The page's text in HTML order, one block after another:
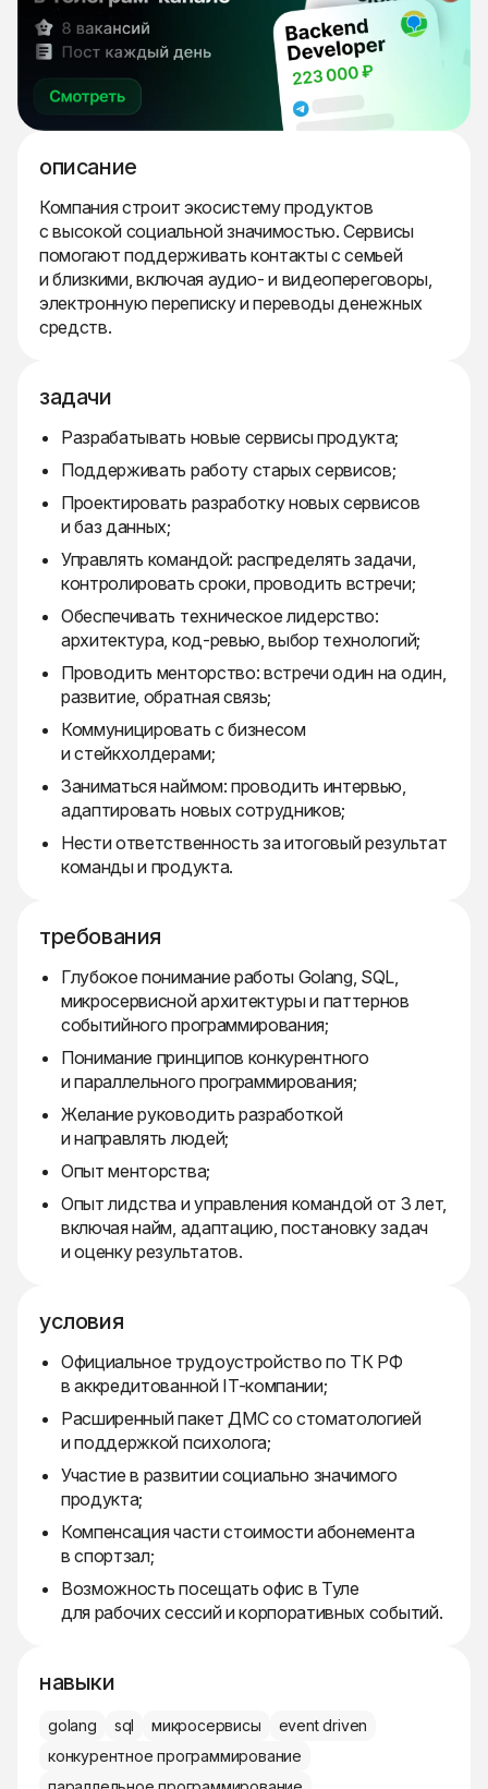
описание
Компания строит экосистему продуктов
с высокой социальной значимостью. Сервисы
помогают поддерживать контакты с семьей
и близкими, включая аудио- и видеопереговоры,
электронную переписку и переводы денежных
средств.
задачи
Разрабатывать новые сервисы продукта;
Поддерживать работу старых сервисов;
Проектировать разработку новых сервисов
и баз данных;
Управлять командой: распределять задачи,
контролировать сроки, проводить встречи;
Обеспечивать техническое лидерство:
архитектура, код-ревью, выбор технологий;
Проводить менторство: встречи один на один,
развитие, обратная связь;
Коммуницировать с бизнесом
и стейкхолдерами;
Заниматься наймом: проводить интервью,
адаптировать новых сотрудников;
Нести ответственность за итоговый результат
команды и продукта.
требования
Глубокое понимание работы Golang, SQL,
микросервисной архитектуры и паттернов
событийного программирования;
Понимание принципов конкурентного
и параллельного программирования;
Желание руководить разработкой
и направлять людей;
Опыт менторства;
Опыт лидства и управления командой от 3 лет,
включая найм, адаптацию, постановку задач
и оценку результатов.
условия
Официальное трудоустройство по ТК РФ
в аккредитованной IT-компании;
Расширенный пакет ДМС со стоматологией
и поддержкой психолога;
Участие в развитии социально значимого
продукта;
Компенсация части стоимости абонемента
в спортзал;
Возможность посещать офис в Туле
для рабочих сессий и корпоративных событий.
навыки
golang sql микросервисы
event driven
конкурентное программирование